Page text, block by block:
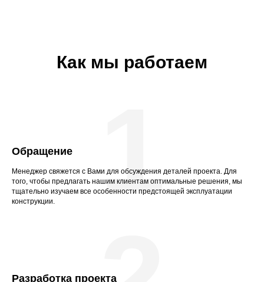
Как мы работаем
Обращение
Менеджер свяжется с Вами для обсуждения деталей проекта. Для
того, чтобы предлагать нашим клиентам оптимальные решения, мы
тщательно изучаем все особенности предстоящей эксплуатации
конструкции.
1
Разработка проекта